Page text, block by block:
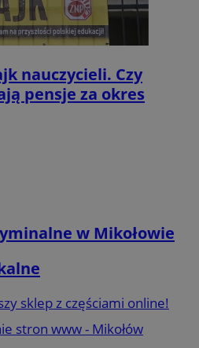
nauczycieli. Czy
pensje za okres
w Mikołowie
sklep z częściami online!
stron www - Mikołów